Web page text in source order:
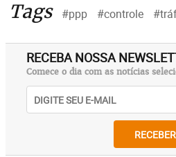
Tags #ppp #controle
RECEBA NOSSA
Comece o dia com as notícias
RECEBER